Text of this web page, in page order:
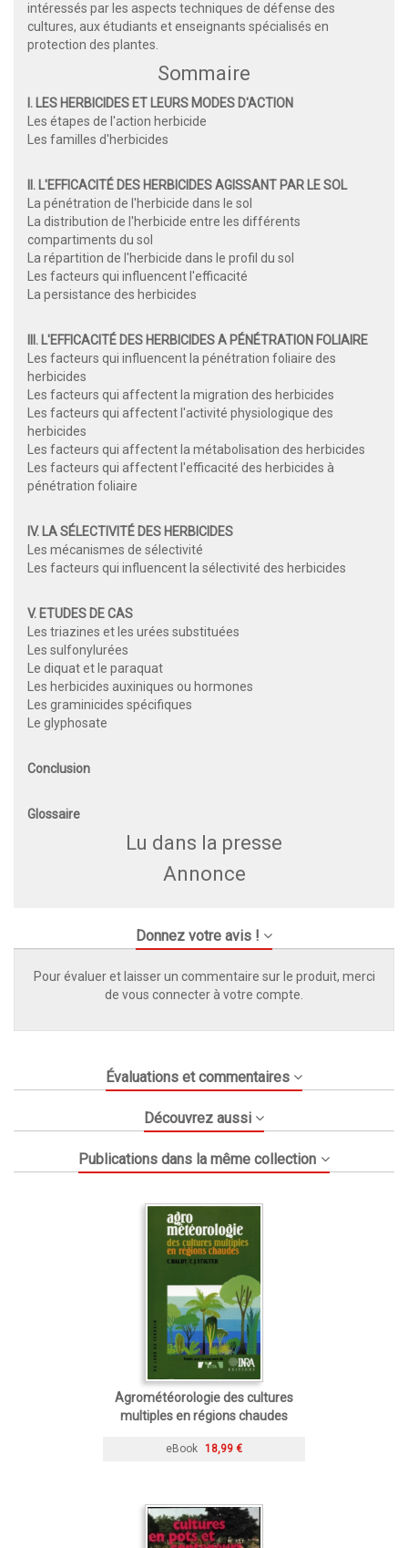
intéressés par les aspects techniques de défense des
cultures, aux étudiants et enseignants spécialisés en
protection des plantes.
Sommaire
I. LES HERBICIDES ET LEURS MODES D'ACTION
Les étapes de l'action herbicide
Les familles d'herbicides
II. L'EFFICACITÉ DES HERBICIDES AGISSANT PAR LE SOL
La pénétration de l'herbicide dans le sol
La distribution de l'herbicide entre les différents
compartiments du sol
La répartition de l'herbicide dans le profil du sol
Les facteurs qui influencent l'efficacité
La persistance des herbicides
III. L'EFFICACITÉ DES HERBICIDES A PÉNÉTRATION FOLIAIRE
Les facteurs qui influencent la pénétration foliaire des
herbicides
Les facteurs qui affectent la migration des herbicides
Les facteurs qui affectent l'activité physiologique des
herbicides
Les facteurs qui affectent la métabolisation des herbicides
Les facteurs qui affectent l'efficacité des herbicides à
pénétration foliaire
IV. LA SÉLECTIVITÉ DES HERBICIDES
Les mécanismes de sélectivité
Les facteurs qui influencent la sélectivité des herbicides
V. ETUDES DE CAS
Les triazines et les urées substituées
Les sulfonylurées
Le diquat et le paraquat
Les herbicides auxiniques ou hormones
Les graminicides spécifiques
Le glyphosate
Conclusion
Glossaire
Lu dans la presse
Annonce
Donnez votre avis !
Pour évaluer et laisser un commentaire sur le produit, merci
de vous connecter à votre compte.
Évaluations et commentaires
Découvrez aussi
Publications dans la même collection
Agrométéorologie des cultures
multiples en régions chaudes
eBook 18,99 €